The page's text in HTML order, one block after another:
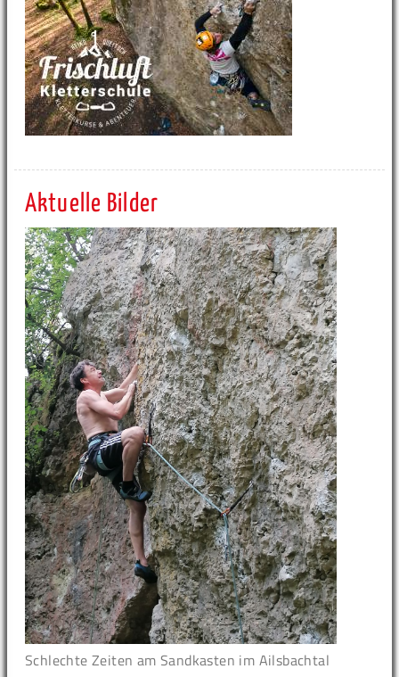
Aktuelle Bilder
Schlechte Zeiten am Sandkasten im Ailsbachtal